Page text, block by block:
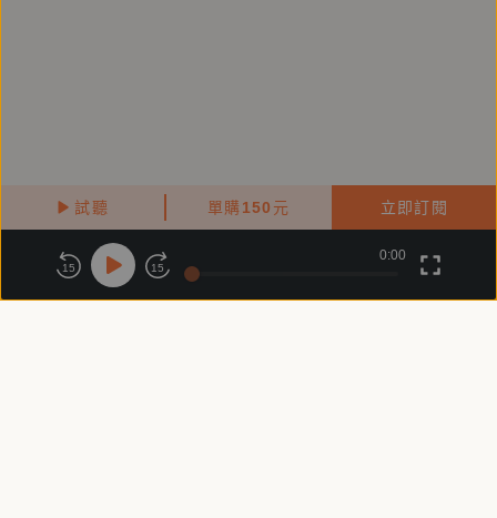
試聽 單購150 元 立即訂閱
關於鏡好聽
商務合作 付費條款 會員條款
15 15
0:00